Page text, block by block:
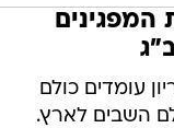
המפגינים
עומדים כולם
השבים לארץ.